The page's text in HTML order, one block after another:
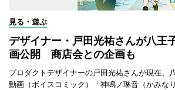
見る・遊ぶ
デザイナー・戸田光祐さんが八王
画公開 商店会との企画も
プロダクトデザイナーの戸田光祐さんが現在、
動画（ボイスコミック）「神鳴ノ琳音（かみな